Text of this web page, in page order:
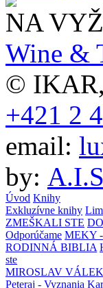
NA
Wine &
© IKAR,
+421 2
email:
by:
Úvod Knihy
Exkluzívne knihy
ZMEŠKALI STE
Odporúčame MEKY
RODINNÁ BIBLIA
ste
MIROSLAV VÁLEK
Peteraj - Vyznania